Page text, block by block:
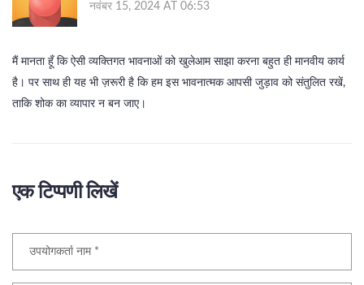
नवंबर 15, 2024 AT 06:53
मैं मानता हूँ कि ऐसी व्यक्तिगत भावनाओं को खुलेआम साझा करना बहुत ही मानवीय कार्य
है। पर साथ ही यह भी ज़रूरी है कि हम इस भावनात्मक आपसी जुड़ाव को संतुलित रखें,
ताकि शोक का व्यापार न बन जाए।
एक टिप्पणी लिखें